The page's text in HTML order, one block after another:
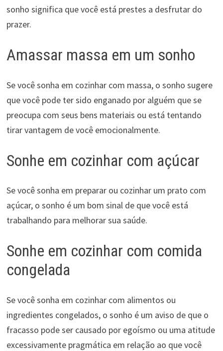
sonho significa que você está prestes a desfrutar do
prazer.
Amassar massa em um sonho
Se você sonha em cozinhar com massa, o sonho sugere
que você pode ter sido enganado por alguém que se
preocupa com seus bens materiais ou está tentando
tirar vantagem de você emocionalmente.
Sonhe em cozinhar com açúcar
Se você sonha em preparar ou cozinhar um prato com
açúcar, o sonho é um bom sinal de que você está
trabalhando para melhorar sua saúde.
Sonhe em cozinhar com comida
congelada
Se você sonha em cozinhar com alimentos ou
ingredientes congelados, o sonho é um aviso de que o
fracasso pode ser causado por egoísmo ou uma atitude
excessivamente pragmática em relação ao que você